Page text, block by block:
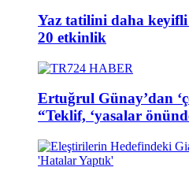
Yaz tatilini daha
20 etkinlik
Ertuğrul Günay’dan
“Teklif, ‘yasalar